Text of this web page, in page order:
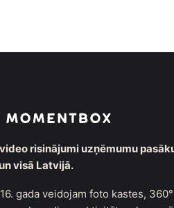
risinājumi uzņēmumu
visā Latvijā.
gada veidojam foto kastes,